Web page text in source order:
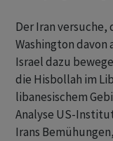
Der Iran
Washington davon
Israel dazu
die Hisbollah im
libanesischem
Analyse US-
Irans